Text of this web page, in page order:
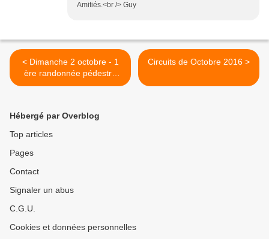
Amitiés.<br /> Guy
< Dimanche 2 octobre - 1
ère randonnée pédestre
d'automne
Circuits de Octobre 2016 >
Hébergé par Overblog
Top articles
Pages
Contact
Signaler un abus
C.G.U.
Cookies et données personnelles